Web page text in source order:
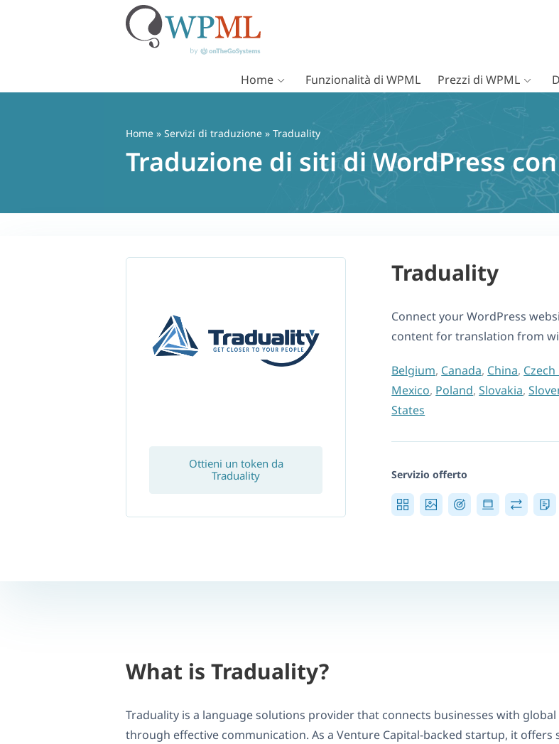
Home Funzionalità di WPML Prezzi di WPML
Home » Servizi di traduzione » Traduality
Traduzione di siti di WordPress
Ottieni un token da
Traduality
Traduality
Connect your WordPress
content for translation from
Belgium, Canada, China,
Mexico, Poland,Slovakia,
States
Servizio offerto
What is Traduality?
Traduality is a language solutions provider that connects businesses with global
through effective communication. As a Venture Capital-backed startup, it offers